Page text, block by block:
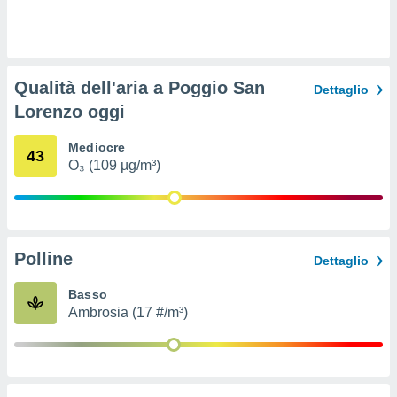
dei
Web
noi e i
Qualità dell'aria a Poggio San
Lorenzo oggi
Dettaglio
43 Mediocre
O₃ (109 µg/m³)
Polline Dettaglio
Basso
Ambrosia (17 #/m³)